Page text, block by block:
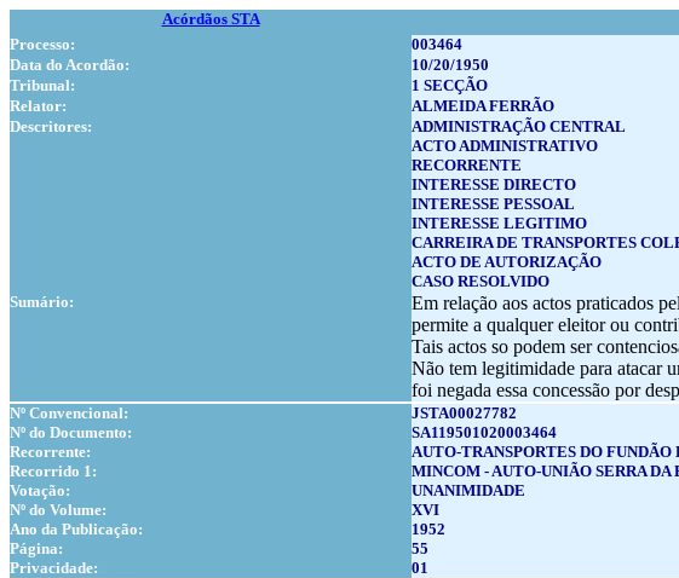
Acórdãos STA
Processo:
003464
Data do Acordão:
10/20/1950
Tribunal:
1 SECÇÃO
Relator:
ALMEIDA FERRÃO
Descritores:
ADMINISTRAÇÃO CENTRAL
ACTO ADMINISTRATIVO
RECORRENTE
INTERESSE DIRECTO
INTERESSE PESSOAL
INTERESSE LEGITIMO
CARREIRA DE TRANSPORTES
ACTO DE AUTORIZAÇÃO
CASO RESOLVIDO
Sumário:
Em relação aos actos praticados
permite a qualquer eleitor ou
Tais actos so podem ser
Não tem legitimidade para atacar
foi negada essa concessão por
Nº Convencional:
JSTA00027782
Nº do Documento:
SA119501020003464
Recorrente:
AUTO-TRANSPORTES DO FUNDÃO
Recorrido 1:
MINCOM - AUTO-UNIÃO SERRA DA
Votação:
UNANIMIDADE
Nº do Volume:
XVI
Ano da Publicação:
1952
Página:
55
Privacidade:
01